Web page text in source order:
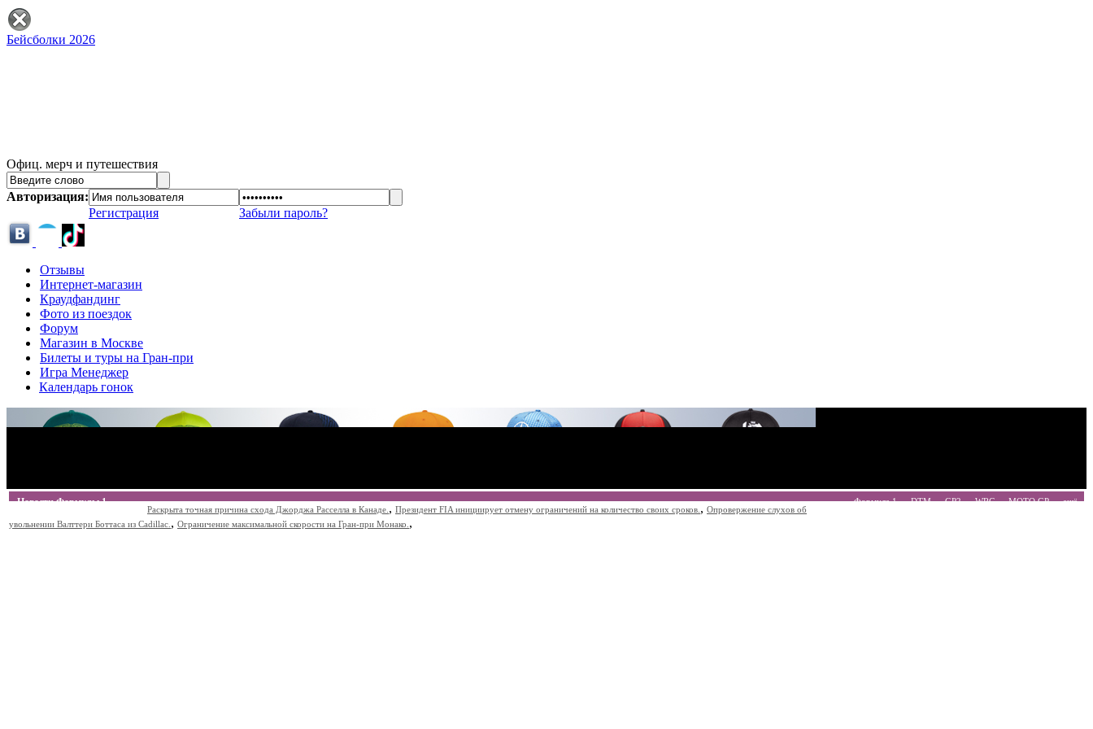
Бейсболки 2026
Офиц. мерч и путешествия
Авторизация:
Регистрация
Забыли пароль?
Отзывы
Интернет-магазин
Краудфандинг
Фото из поездок
Форум
Магазин в Москве
Билеты и туры на Гран-при
Игра Менеджер
Календарь гонок
Новости Формулы 1 Формула 1 DTM GP2 WRC MOTO GP
ещё
Раскрыта точная причина схода Джорджа Расселла в Канаде. , Президент FIA инициирует отмену ограничений на количество своих сроков. , Опровержение слухов об
увольнении Валттери Боттаса из Cadillac. , Ограничение максимальной скорости на Гран-при Монако. ,